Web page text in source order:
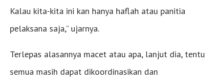
Kalau kita-kita ini kan hanya haflah atau panitia
pelaksana saja,’’ ujarnya.
Terlepas alasannya macet atau apa, lanjut dia, tentu
semua masih dapat dikoordinasikan dan